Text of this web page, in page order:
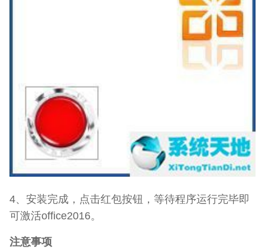
4、安装完成，点击红包按钮，等待程序运行完毕即
可激活office2016。
注意事项